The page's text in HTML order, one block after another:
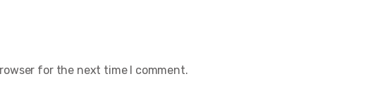
for the next time I comment.